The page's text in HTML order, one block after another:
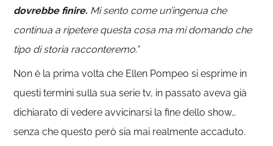
dovrebbe finire. Mi sento come un’ingenua che
continua a ripetere questa cosa ma mi domando che
tipo di storia racconteremo.”
Non è la prima volta che Ellen Pompeo si esprime in
questi termini sulla sua serie tv, in passato aveva già
dichiarato di vedere avvicinarsi la fine dello show…
senza che questo però sia mai realmente accaduto.